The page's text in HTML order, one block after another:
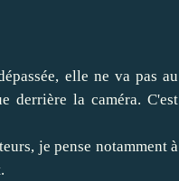
elle ne va pas au
derrière la caméra. C'est
je pense notamment à